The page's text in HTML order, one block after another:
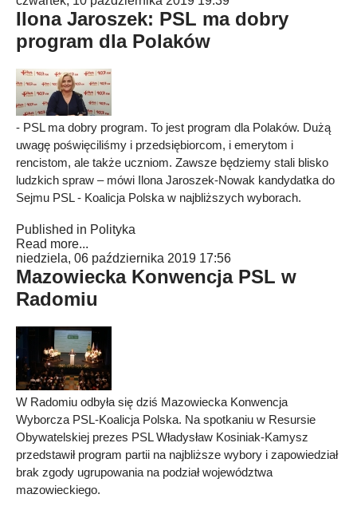
Ilona Jaroszek: PSL ma dobry
program dla Polaków
- PSL ma dobry program. To jest program dla Polaków. Dużą
uwagę poświęciliśmy i przedsiębiorcom, i emerytom i
rencistom, ale także uczniom. Zawsze będziemy stali blisko
ludzkich spraw – mówi Ilona Jaroszek-Nowak kandydatka do
Sejmu PSL - Koalicja Polska w najbliższych wyborach.
Published in Polityka
Read more...
niedziela, 06 października 2019 17:56
Mazowiecka Konwencja PSL w
Radomiu
W Radomiu odbyła się dziś Mazowiecka Konwencja
Wyborcza PSL-Koalicja Polska. Na spotkaniu w Resursie
Obywatelskiej prezes PSL Władysław Kosiniak-Kamysz
przedstawił program partii na najbliższe wybory i zapowiedział
brak zgody ugrupowania na podział województwa
mazowieckiego.